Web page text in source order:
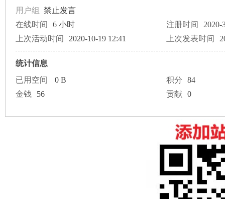
用户组 禁止发言
在线时间
6 小时 注册时间
2020-
上次活动时间
2020-10-19 12:41 上次发表时间
统计信息
已用空间
0 B 积分
84
金钱
56 贡献 0